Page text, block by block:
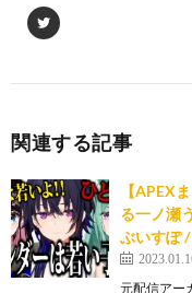
関連する記事
【APEX
る一ノ瀬
ぶいすぽ /
元配信アー